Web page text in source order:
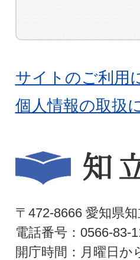
サイトのご利用
個人情報の取扱
〒472-8666 愛知県
電話番号：0566-83-
開庁時間：月曜日